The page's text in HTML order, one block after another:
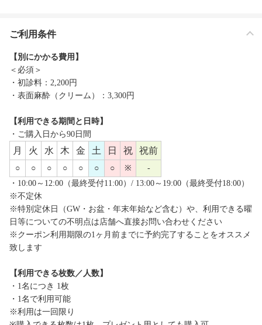
ご利用条件
【別にかかる費用】
＜必須＞
・初診料：2,200円
・表面麻酔（クリーム）：3,300円
【利用できる期間と日時】
・ご購入日から90日間
月 火 水 木 金 土 日 祝 祝前
○ ○ ○ ○ ○ ○ ○ ※
-
・10:00～12:00（最終受付11:00）/ 13:00～19:00（最終受付18:00）
※不定休
※特別定休日（GW・お盆・年末年始など含む）や、利用できる曜
日等についての不明点は店舗へ直接お問い合わせください
※クーポン利用期限の1ヶ月前までに予約完了することをオススメ
致します
【利用できる枚数／人数】
・1名につき 1枚
・1名で利用可能
※利用は一回限り